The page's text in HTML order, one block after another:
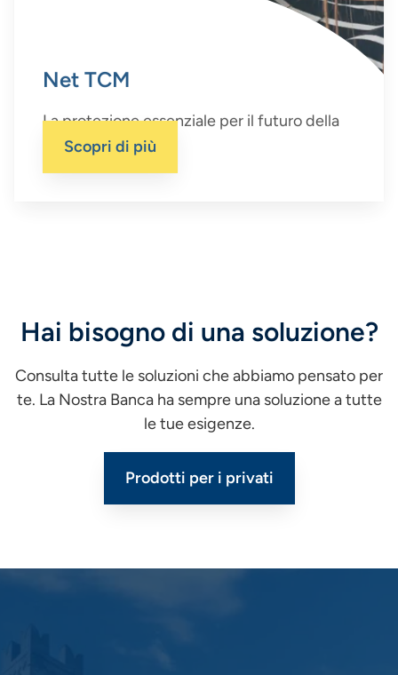
Net TCM
Hai bisogno di una soluzione?
Consulta tutte le soluzioni che abbiamo pensato per
te. La Nostra Banca ha sempre una soluzione a tutte
le tue esigenze.
Prodotti per i privati